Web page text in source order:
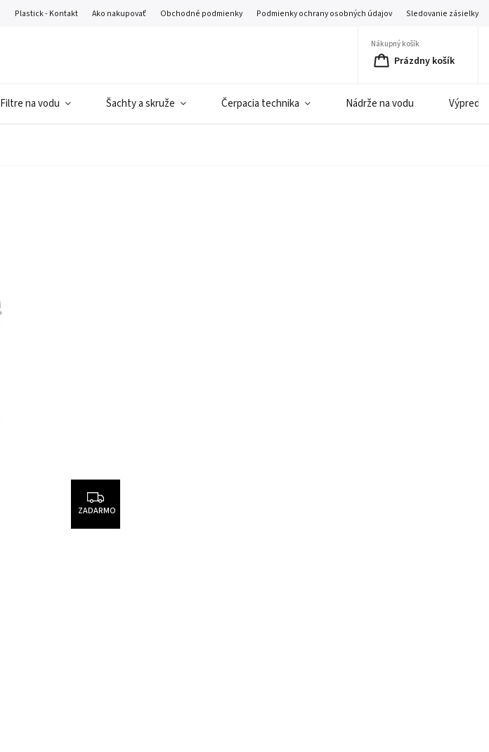
Plastick - Kontakt Ako nakupovať Obchodné podmienky Podmienky ochrany osobných údajov Sledovanie zásielky
Nákupný košík
Prázdny košík
Filtre na vodu Šachty a skruže Čerpacia technika Nádrže na vodu
ZADARMO